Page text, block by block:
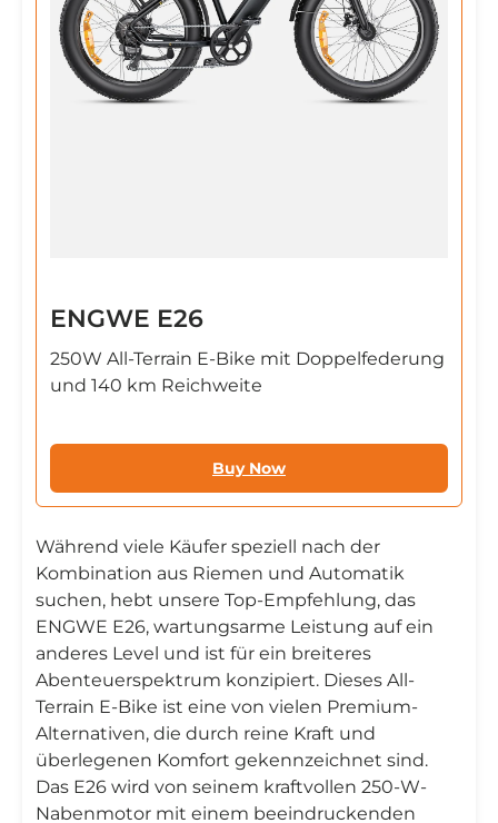
ENGWE E26
250W All-Terrain E-Bike mit Doppelfederung
und 140 km Reichweite
Buy Now
Während viele Käufer speziell nach der
Kombination aus Riemen und Automatik
suchen, hebt unsere Top-Empfehlung, das
ENGWE E26, wartungsarme Leistung auf ein
anderes Level und ist für ein breiteres
Abenteuerspektrum konzipiert. Dieses All-
Terrain E-Bike ist eine von vielen Premium-
Alternativen, die durch reine Kraft und
überlegenen Komfort gekennzeichnet sind.
Das E26 wird von seinem kraftvollen 250-W-
Nabenmotor mit einem beeindruckenden